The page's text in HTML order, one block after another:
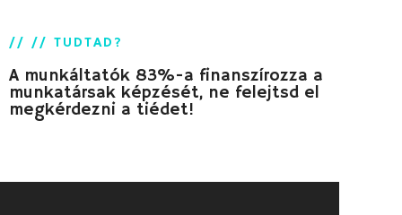
// // TUDTAD?
A munkáltatók 83%-a finanszírozza a
munkatársak képzését, ne felejtsd el
megkérdezni a tiédet!